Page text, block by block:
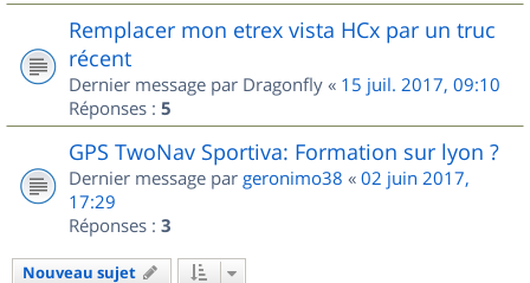
Remplacer mon etrex vista HCx par un truc
récent
Dernier message par Dragonfly « 15 juil. 2017, 09:10
Réponses : 5
GPS TwoNav Sportiva: Formation sur lyon ?
Dernier message par geronimo38 « 02 juin 2017,
17:29
Réponses : 3
Nouveau sujet